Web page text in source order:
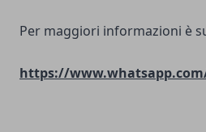
Per maggiori informazioni è
https://